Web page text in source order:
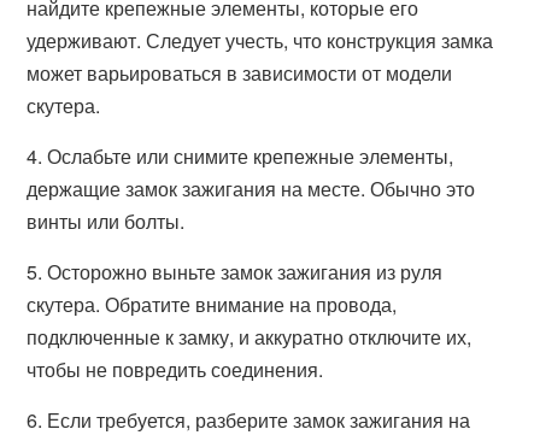
найдите крепежные элементы, которые его
удерживают. Следует учесть, что конструкция замка
может варьироваться в зависимости от модели
скутера.
4. Ослабьте или снимите крепежные элементы,
держащие замок зажигания на месте. Обычно это
винты или болты.
5. Осторожно выньте замок зажигания из руля
скутера. Обратите внимание на провода,
подключенные к замку, и аккуратно отключите их,
чтобы не повредить соединения.
6. Если требуется, разберите замок зажигания на